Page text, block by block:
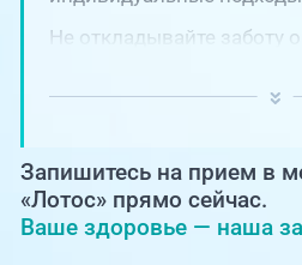
PreventAGE
+7 (351) 220-
жителей Казахстана
Не откладывайте заботу
ключевую роль в
Запишитесь на прием в
«Лотос» прямо сейчас.
Ваше здоровье — наша